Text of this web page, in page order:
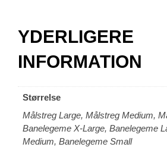
YDERLIGERE
INFORMATION
Størrelse
Målstreg Large, Målstreg Medium,
Banelegeme X-Large, Banelegeme
Medium, Banelegeme Small